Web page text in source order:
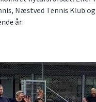
Næstved Tennis Klub
år.